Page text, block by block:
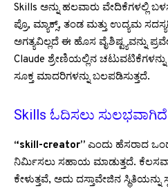
Skills ಅನ್ನು ಹಲವಾರು ವೇದಿಕೆಗಳಲ್ಲಿ
ಪ್ರೊ, ಮ್ಯಾಕ್ಸ್, ತಂಡ ಮತ್ತು ಉದ್ಯಮ
ಅಗತ್ಯವಿಲ್ಲದೆ ಈ ಹೊಸ ವೈಶಿಷ್ಟ್ಯವನ್ನು
Claude ಶ್ರೇಣಿಯಲ್ಲಿನ ಚಟುವಟಿಕೆಗಳನ್ನು
ಸೂಕ್ತ ಮಾದರಿಗಳನ್ನು ಬಲಪಡಿಸುತ್ತದೆ.
Skills ಓದಿಸಲು ಸುಲಭವಾಗಿದೆ
“skill-creator” ಎಂದು ಹೆಸರಾದ
ನಿರ್ಮಿಸಲು ಸಹಾಯ ಮಾಡುತ್ತದೆ.
ಕೇಳುತ್ತವೆ, ಅದು ದಸ್ತಾವೇಜಿನ